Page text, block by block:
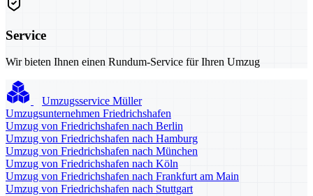
Service
Wir bieten Ihnen einen Rundum-Service für Ihren Umzug
Umzugsservice Müller
Umzugsunternehmen Friedrichshafen
Umzug von Friedrichshafen nach Berlin
Umzug von Friedrichshafen nach Hamburg
Umzug von Friedrichshafen nach München
Umzug von Friedrichshafen nach Köln
Umzug von Friedrichshafen nach Frankfurt am Main
Umzug von Friedrichshafen nach Stuttgart